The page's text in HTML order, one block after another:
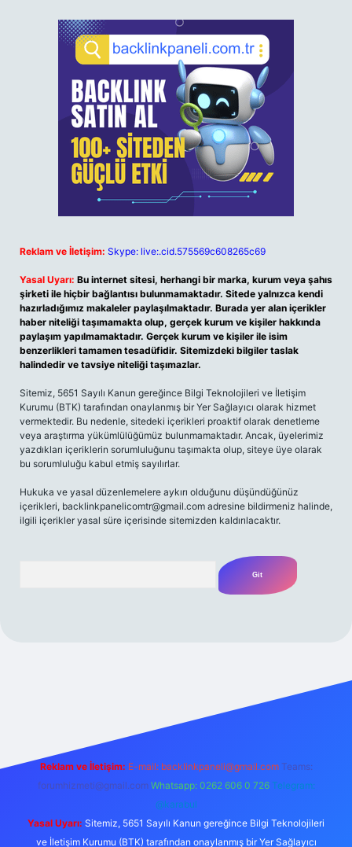
Reklam ve İletişim: Skype: live:.cid.575569c608265c69
Yasal Uyarı: Bu internet sitesi, herhangi bir marka, kurum veya şahıs
şirketi ile hiçbir bağlantısı bulunmamaktadır. Sitede yalnızca kendi
hazırladığımız makaleler paylaşılmaktadır. Burada yer alan içerikler
haber niteliği taşımamakta olup, gerçek kurum ve kişiler hakkında
paylaşım yapılmamaktadır. Gerçek kurum ve kişiler ile isim
benzerlikleri tamamen tesadüfidir. Sitemizdeki bilgiler taslak
halindedir ve tavsiye niteliği taşımazlar.
Sitemiz, 5651 Sayılı Kanun gereğince Bilgi Teknolojileri ve İletişim
Kurumu (BTK) tarafından onaylanmış bir Yer Sağlayıcı olarak hizmet
vermektedir. Bu nedenle, sitedeki içerikleri proaktif olarak denetleme
veya araştırma yükümlülüğümüz bulunmamaktadır. Ancak, üyelerimiz
yazdıkları içeriklerin sorumluluğunu taşımakta olup, siteye üye olarak
bu sorumluluğu kabul etmiş sayılırlar.
Hukuka ve yasal düzenlemelere aykırı olduğunu düşündüğünüz
içerikleri, backlinkpanelicomtr@gmail.com adresine bildirmeniz halinde,
ilgili içerikler yasal süre içerisinde sitemizden kaldırılacaktır.
Reklam ve İletişim: E-mail: backlinkpaneli@gmail.com Teams:
forumhizmeti@gmail.com Whatsapp: 0262 606 0 726 Telegram:
@karabul
Yasal Uyarı: Sitemiz, 5651 Sayılı Kanun gereğince Bilgi Teknolojileri
ve İletişim Kurumu (BTK) tarafından onaylanmış bir Yer Sağlayıcı